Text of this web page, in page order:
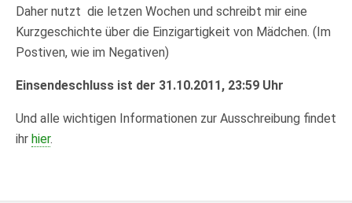
Daher nutzt die letzen Wochen und schreibt mir eine
Kurzgeschichte über die Einzigartigkeit von Mädchen. (Im
Postiven, wie im Negativen)
Einsendeschluss ist der 31.10.2011, 23:59 Uhr
Und alle wichtigen Informationen zur Ausschreibung findet
ihr hier.